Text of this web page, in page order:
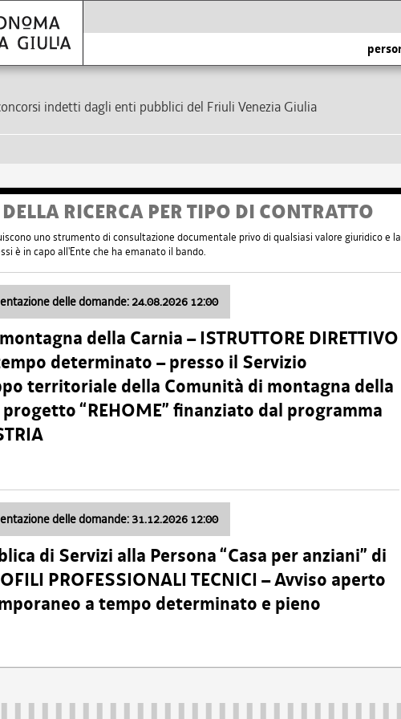
indetti dagli enti pubblici del Friuli Venezia Giulia
RICERCA PER TIPO DI CONTRATTO
uno strumento di consultazione documentale privo di qualsiasi valore giuridico e la
è in capo all'Ente che ha emanato il bando.
delle domande: 24.08.2026 12:00
della Carnia – ISTRUTTORE DIRETTIVO
determinato – presso il Servizio
territoriale della Comunità di montagna della
“REHOME” finanziato dal programma
delle domande: 31.12.2026 12:00
di Servizi alla Persona “Casa per anziani” di
PROFESSIONALI TECNICI – Avviso aperto
a tempo determinato e pieno